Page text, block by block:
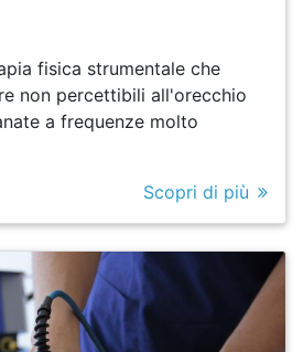
fisica strumentale che
non percettibili all'orecchio
a frequenze molto
Scopri di più